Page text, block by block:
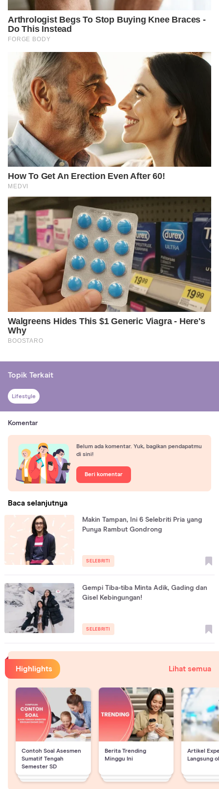
Topik Terkait
Lifestyle
Komentar
Belum ada komentar. Yuk, bagikan pendapatmu
di sini!
Beri komentar
Baca selanjutnya
Makin Tampan, Ini 6 Selebriti Pria yang
Punya Rambut Gondrong
SELEBRITI
Gempi Tiba-tiba Minta Adik, Gading dan
Gisel Kebingungan!
SELEBRITI
Highlights Lihat semua
Contoh Soal Asesmen
Sumatif Tengah
Semester SD
Berita Trending
Minggu Ini
Artikel
Langsung